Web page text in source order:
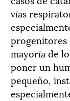
vías
progenitores
mayoría de
poner un
pequeño,